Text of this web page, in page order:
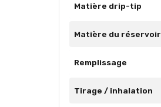
Matière drip-tip
Matière du réservoir
Remplissage
Tirage / inhalation